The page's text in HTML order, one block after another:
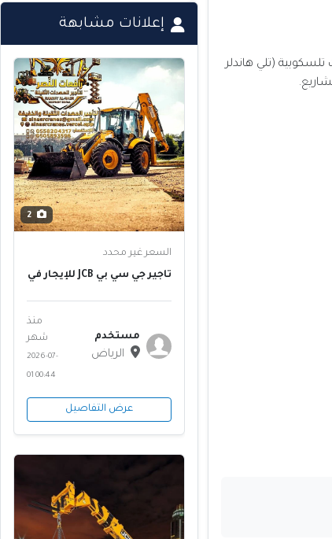
تلسكوبية (تلي هاندلر
إعلانات مشابهة
2
السعر غير محدد
تأجير جي سي بي JCB للإيجار في
باكهو لودر وحفار جي سي بي
مستخدم
الرياض
منذ
شهر
2026-07-
01 00:44
عرض التفاصيل